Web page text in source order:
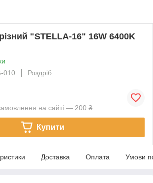
"STELLA-16" 16W 6400K
010
Роздріб
на сайті — 200 ₴
Купити
Доставка Оплата Умови